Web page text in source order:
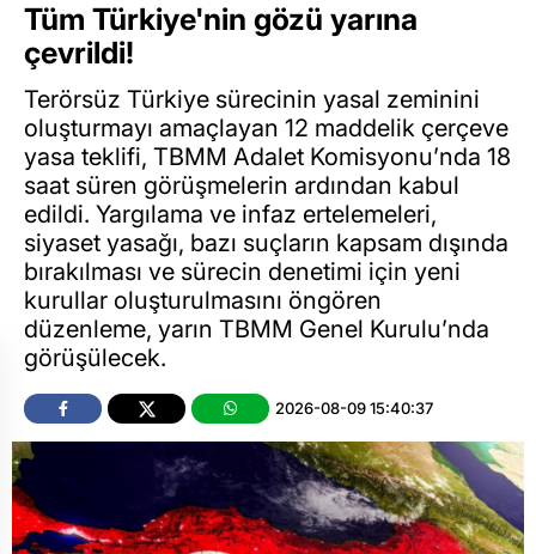
Tüm Türkiye'nin gözü yarına
çevrildi!
Terörsüz Türkiye sürecinin yasal zeminini
oluşturmayı amaçlayan 12 maddelik çerçeve
yasa teklifi, TBMM Adalet Komisyonu’nda 18
saat süren görüşmelerin ardından kabul
edildi. Yargılama ve infaz ertelemeleri,
siyaset yasağı, bazı suçların kapsam dışında
bırakılması ve sürecin denetimi için yeni
kurullar oluşturulmasını öngören
düzenleme, yarın TBMM Genel Kurulu’nda
görüşülecek.
2026-08-09 15:40:37